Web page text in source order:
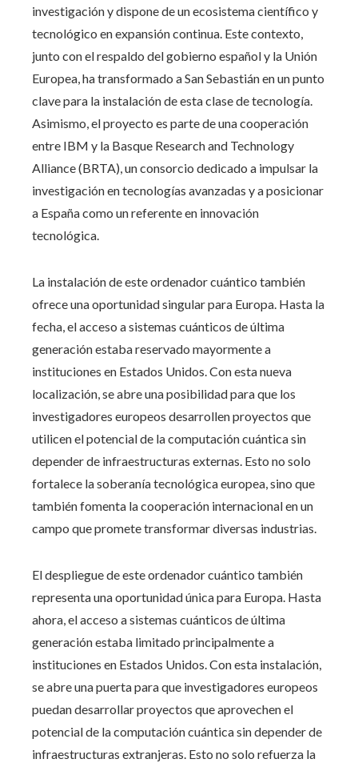
investigación y dispone de un ecosistema científico y
tecnológico en expansión continua. Este contexto,
junto con el respaldo del gobierno español y la Unión
Europea, ha transformado a San Sebastián en un punto
clave para la instalación de esta clase de tecnología.
Asimismo, el proyecto es parte de una cooperación
entre IBM y la Basque Research and Technology
Alliance (BRTA), un consorcio dedicado a impulsar la
investigación en tecnologías avanzadas y a posicionar
a España como un referente en innovación
tecnológica.
La instalación de este ordenador cuántico también
ofrece una oportunidad singular para Europa. Hasta la
fecha, el acceso a sistemas cuánticos de última
generación estaba reservado mayormente a
instituciones en Estados Unidos. Con esta nueva
localización, se abre una posibilidad para que los
investigadores europeos desarrollen proyectos que
utilicen el potencial de la computación cuántica sin
depender de infraestructuras externas. Esto no solo
fortalece la soberanía tecnológica europea, sino que
también fomenta la cooperación internacional en un
campo que promete transformar diversas industrias.
El despliegue de este ordenador cuántico también
representa una oportunidad única para Europa. Hasta
ahora, el acceso a sistemas cuánticos de última
generación estaba limitado principalmente a
instituciones en Estados Unidos. Con esta instalación,
se abre una puerta para que investigadores europeos
puedan desarrollar proyectos que aprovechen el
potencial de la computación cuántica sin depender de
infraestructuras extranjeras. Esto no solo refuerza la